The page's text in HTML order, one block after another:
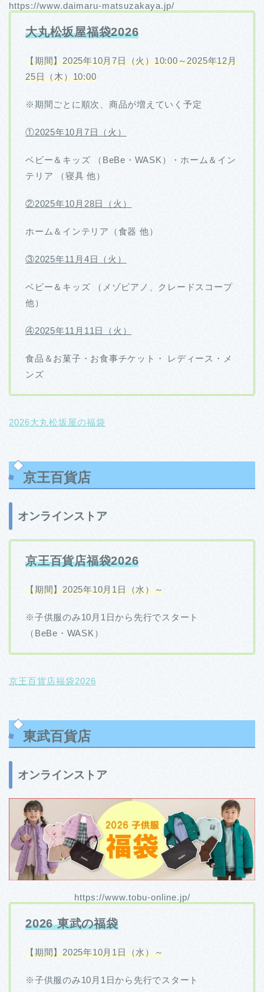
https://www.daimaru-matsuzakaya.jp/
大丸松坂屋福袋2026
【期間】2025年10月7日（火）10:00～2025年12月
25日（木）10:00
※期間ごとに順次、商品が増えていく予定
①2025年10月7日（火）
ベビー＆キッズ （BeBe・WASK）・ホーム＆イン
テリア （寝具 他）
②2025年10月28日（火）
ホーム＆インテリア （食器 他）
③2025年11月4日（火）
ベビー＆キッズ
（メゾピアノ、クレードスコープ
他）
④2025年11月11日（火）
食品＆お菓子・ お食事チケット・ レディース・ メ
ンズ
2026大丸松坂屋の福袋
京王百貨店
オンラインストア
京王百貨店福袋2026
【期間】2025年10月1日（水）～
※子供服のみ10月1日から先行でスタート
（BeBe・WASK）
京王百貨店福袋2026
東武百貨店
オンラインストア
https://www.tobu-online.jp/
2026 東武の福袋
【期間】2025年10月1日（水）～
※子供服のみ10月1日から先行でスタート